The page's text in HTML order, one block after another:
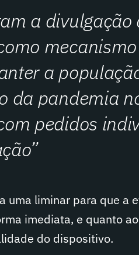
a
a
da pandemia
pedidos
uma liminar para que a
imediata, e quanto
do dispositivo.